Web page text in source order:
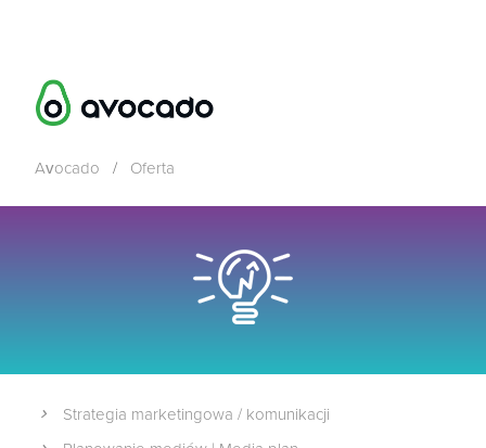
Avocado / Oferta
Strategia marketingowa / komunikacji